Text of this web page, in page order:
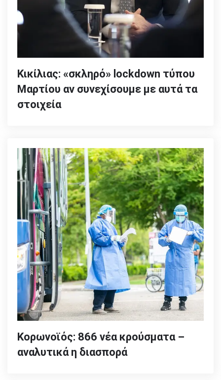
Κικίλιας: «σκληρό» lockdown τύπου
Μαρτίου αν συνεχίσουμε με αυτά τα
στοιχεία
Κορωνοϊός: 866 νέα κρούσματα –
αναλυτικά η διασπορά